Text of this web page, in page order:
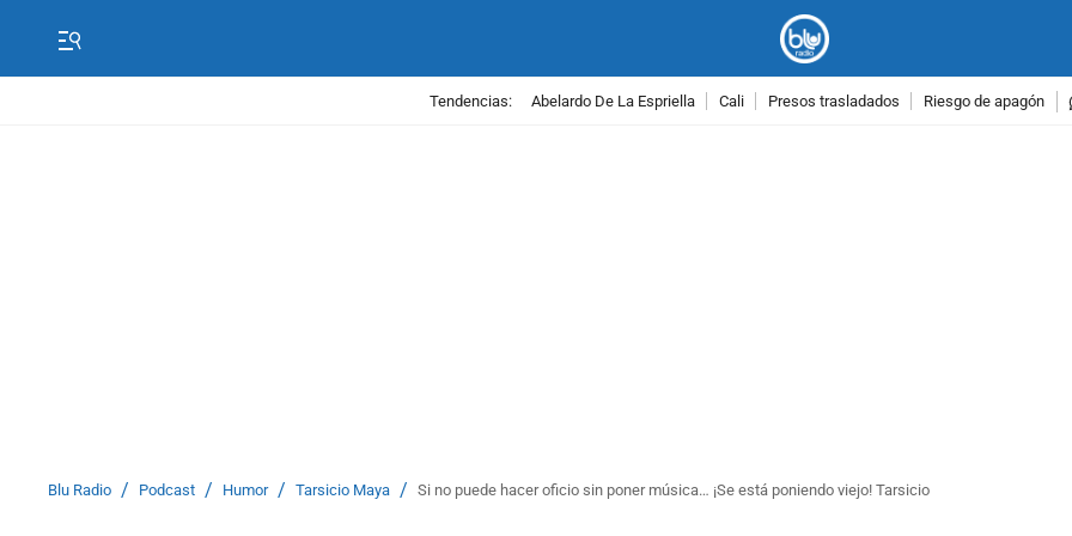
Tendencias: Abelardo De La Espriella Cali Presos trasladados Riesgo de apagón
Blu Radio / Podcast / Humor / Tarsicio Maya / Si no puede hacer oficio sin poner música… ¡Se está poniendo viejo! Tarsicio